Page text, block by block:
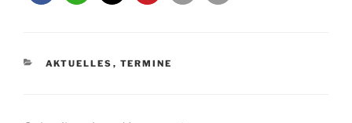
KATEGORIEN
AKTUELLES , TERMINE